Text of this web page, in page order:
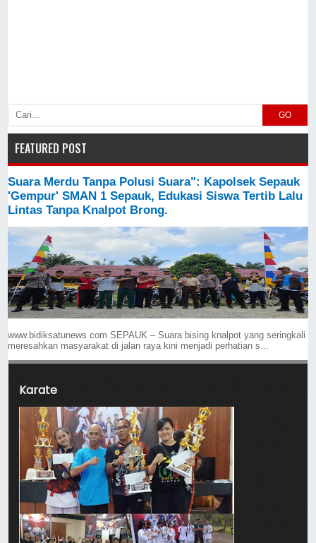
GO
FEATURED POST
Suara Merdu Tanpa Polusi Suara": Kapolsek Sepauk
'Gempur' SMAN 1 Sepauk, Edukasi Siswa Tertib Lalu
Lintas Tanpa Knalpot Brong.
www.bidiksatunews com SEPAUK – Suara bising knalpot yang seringkali
meresahkan masyarakat di jalan raya kini menjadi perhatian s...
Karate